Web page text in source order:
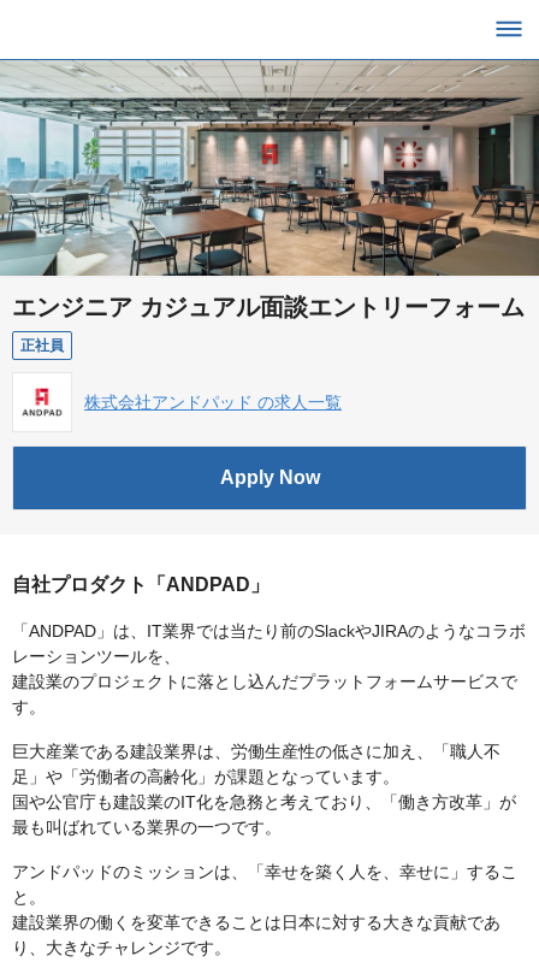
エンジニア カジュアル面談エントリーフォーム
正社員
株式会社アンドパッド の求人一覧
Apply Now
自社プロダクト「ANDPAD」
「ANDPAD」は、IT業界では当たり前のSlackやJIRAのようなコラボ
レーションツールを、
建設業のプロジェクトに落とし込んだプラットフォームサービスで
す。
巨大産業である建設業界は、労働生産性の低さに加え、「職人不
足」や「労働者の高齢化」が課題となっています。
国や公官庁も建設業のIT化を急務と考えており、「働き方改革」が
最も叫ばれている業界の一つです。
アンドパッドのミッションは、「幸せを築く人を、幸せに」するこ
と。
建設業界の働くを変革できることは日本に対する大きな貢献であ
り、大きなチャレンジです。